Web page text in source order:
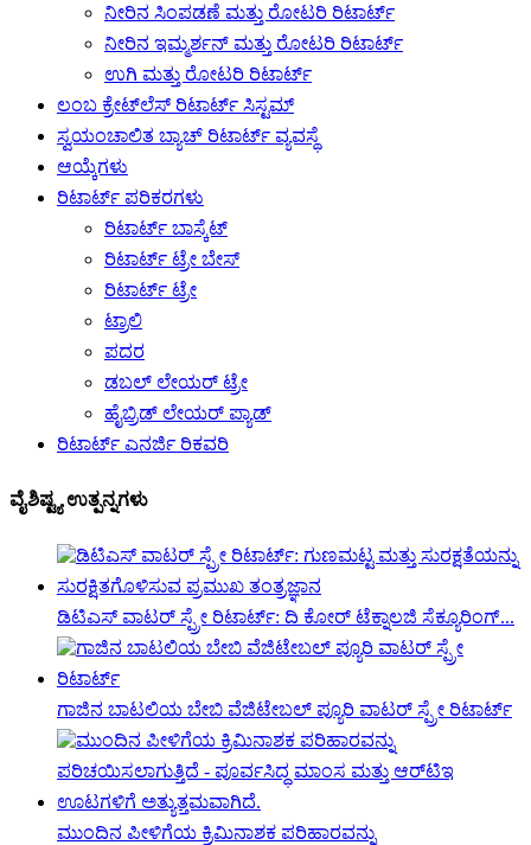
ನೀರಿನ ಸಿಂಪಡಣೆ ಮತ್ತು ರೋಟರಿ ರಿಟಾರ್ಟ್
ನೀರಿನ ಇಮ್ಮರ್ಶನ್ ಮತ್ತು ರೋಟರಿ ರಿಟಾರ್ಟ್
ಉಗಿ ಮತ್ತು ರೋಟರಿ ರಿಟಾರ್ಟ್
ಲಂಬ ಕ್ರೇಟ್‌ಲೆಸ್ ರಿಟಾರ್ಟ್ ಸಿಸ್ಟಮ್
ಸ್ವಯಂಚಾಲಿತ ಬ್ಯಾಚ್ ರಿಟಾರ್ಟ್ ವ್ಯವಸ್ಥೆ
ಆಯ್ಕೆಗಳು
ರಿಟಾರ್ಟ್ ಪರಿಕರಗಳು
ರಿಟಾರ್ಟ್ ಬಾಸ್ಕೆಟ್
ರಿಟಾರ್ಟ್ ಟ್ರೇ ಬೇಸ್
ರಿಟಾರ್ಟ್ ಟ್ರೇ
ಟ್ರಾಲಿ
ಪದರ
ಡಬಲ್ ಲೇಯರ್ ಟ್ರೇ
ಹೈಬ್ರಿಡ್ ಲೇಯರ್ ಪ್ಯಾಡ್
ರಿಟಾರ್ಟ್ ಎನರ್ಜಿ ರಿಕವರಿ
ವೈಶಿಷ್ಟ್ಯ ಉತ್ಪನ್ನಗಳು
ಡಿಟಿಎಸ್ ವಾಟರ್ ಸ್ಪ್ರೇ ರಿಟಾರ್ಟ್: ದಿ ಕೋರ್ ಟೆಕ್ನಾಲಜಿ ಸೆಕ್ಯೂರಿಂಗ್...
ಗಾಜಿನ ಬಾಟಲಿಯ ಬೇಬಿ ವೆಜಿಟೇಬಲ್ ಪ್ಯೂರಿ ವಾಟರ್ ಸ್ಪ್ರೇ ರಿಟಾರ್ಟ್
ಮುಂದಿನ ಪೀಳಿಗೆಯ ಕ್ರಿಮಿನಾಶಕ ಪರಿಹಾರವನ್ನು